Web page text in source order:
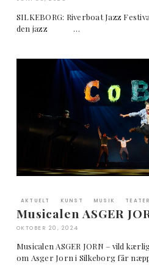
SILKEBORG: Riverboat Jazz
den jazz …
AKTUELT KUNST MUSIK TEATER
Musicalen ASGER
OKTOBER 20, 2024
Musicalen ASGER JORN – vild
om Asger Jorn i Silkeborg får